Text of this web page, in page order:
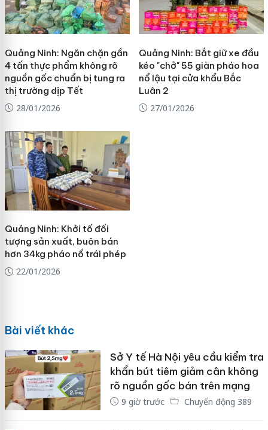
Quảng Ninh: Ngăn chặn gần
4 tấn thực phẩm không rõ
nguồn gốc chuẩn bị tung ra
thị trường dịp Tết
28/01/2026
Quảng Ninh: Bắt giữ xe đầu
kéo "chở" 55 giàn pháo hoa
nổ lậu tại cửa khẩu Bắc
Luân 2
27/01/2026
Quảng Ninh: Khởi tố đối
tượng sản xuất, buôn bán
hơn 34kg pháo nổ trái phép
22/01/2026
Bài viết khác
Sở Y tế Hà Nội yêu cầu kiểm tra
khẩn bút tiêm giảm cân không
rõ nguồn gốc bán trên mạng
9 giờ trước Chuyển động 389